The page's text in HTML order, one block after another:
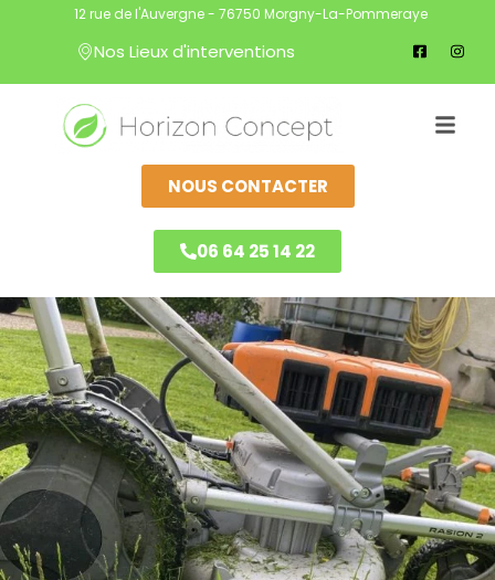
12 rue de l'Auvergne - 76750 Morgny-La-Pommeraye
Nos Lieux d'interventions
NOUS CONTACTER
06 64 25 14 22